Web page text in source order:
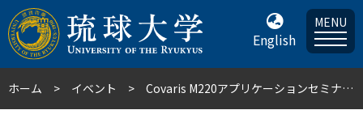
English
MENU
ホーム イベント Covaris M220アプリケーションセミナー開催のご案内